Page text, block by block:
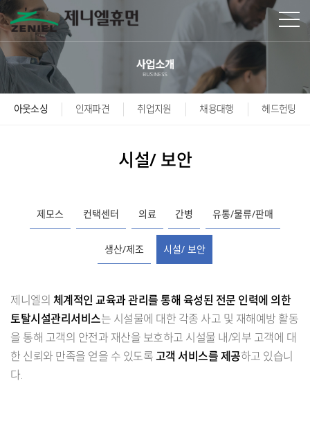
본문바로가기
아웃소싱 인재파견 취업지원 채용대행 헤드헌팅
시설/ 보안
제모스 컨택센터 의료 간병 유통/물류/판매
생산/제조 시설/ 보안
제니엘의 체계적인 교육과 관리를 통해 육성된 전문 인력에 의한
토탈시설관리서비스는 시설물에 대한 각종 사고 및 재해예방 활동
을 통해 고객의 안전과 재산을 보호하고 시설물 내/외부 고객에 대
한 신뢰와 만족을 얻을 수 있도록고객 서비스를 제공하고 있습니
다.